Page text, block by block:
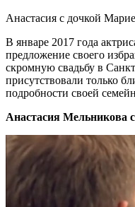
Анастасия с дочкой
В январе 2017 года
предложение своего
скромную свадьбу в
присутствовали только
подробности своей
Анастасия Мельникова